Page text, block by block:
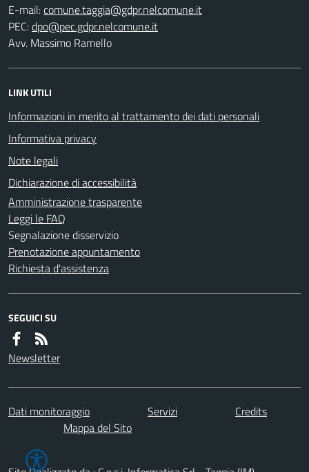
E-mail:
PEC:
Avv. Massimo Ramello
LINK UTILI
Informazioni in merito al trattamento dei dati personali
Informativa privacy
Note legali
Dichiarazione di accessibilità
Amministrazione trasparente
Leggi le FAQ
Segnalazione disservizio
Prenotazione appuntamento
Richiesta d'assistenza
SEGUICI SU
Newsletter
Dati monitoraggio Servizi
Credits
Mappa del Sito